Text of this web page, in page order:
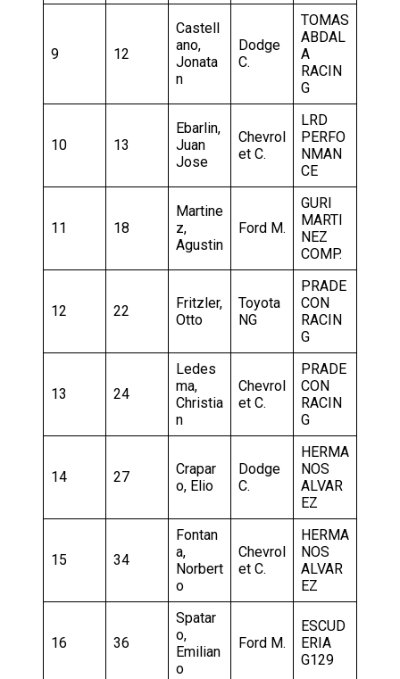
9 12
Castell
ano,
Jonata
n
Dodge
C.
TOMAS
ABDAL
A
RACIN
G
10 13
Ebarlin,
Juan
Jose
Chevrol
et C.
LRD
PERFO
NMAN
CE
11 18
Martine
z,
Agustin
Ford M.
GURI
MARTI
NEZ
COMP.
12 22
Fritzler,
Otto
Toyota
NG
PRADE
CON
RACIN
G
13 24
Ledes
ma,
Christia
n
Chevrol
et C.
PRADE
CON
RACIN
G
14 27
Crapar
o, Elio
Dodge
C.
HERMA
NOS
ALVAR
EZ
15 34
Fontan
a,
Norbert
o
Chevrol
et C.
HERMA
NOS
ALVAR
EZ
16 36
Spatar
o,
Emilian
o
Ford M.
ESCUD
ERIA
G129